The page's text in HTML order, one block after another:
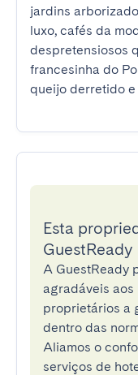
jardins
luxo, cafés da
despretensiosos
francesinha do
queijo derretido e
Esta
GuestReady
A GuestReady
agradáveis aos
proprietários a
dentro das
Aliamos o
serviços de